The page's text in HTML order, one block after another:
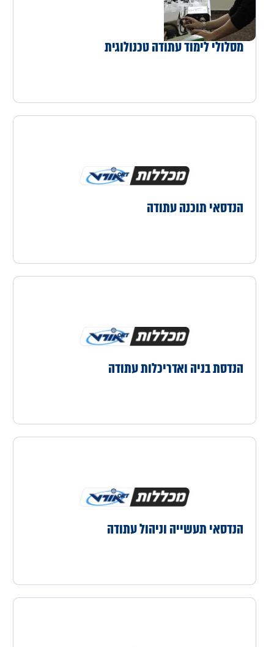
מסלולי לימוד עתודה טכנולוגית
הנדסאי תוכנה עתודה
הנדסת בניה ואדריכלות עתודה
הנדסאי תעשייה וניהול עתודה